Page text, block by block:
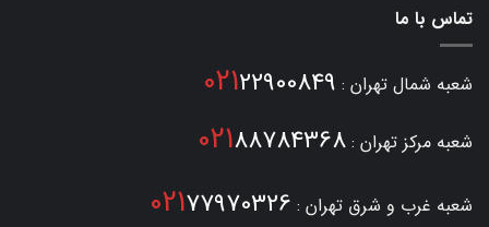
تماس با ما
شعبه شمال تهران : 02122900849
شعبه مرکز تهران : 02188784368
شعبه غرب و شرق تهران : 02177970326